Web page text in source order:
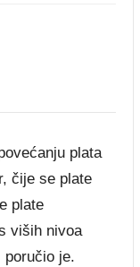
plata
čije se plate
plate
viših nivoa
poručio je.